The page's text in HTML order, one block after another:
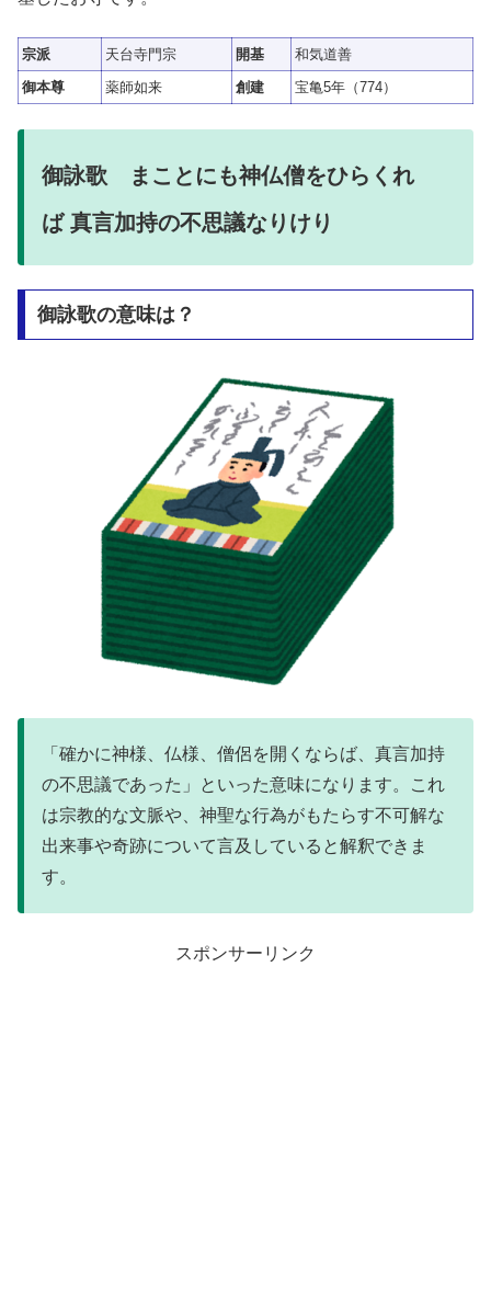
宗派 天台寺門宗 開基
和気道善
御本尊
薬師如来 創建 宝亀5年（774）
御詠歌 まことにも神仏僧をひらくれ
ば 真言加持の不思議なりけり
御詠歌の意味は？
「確かに神様、仏様、僧侶を開くならば、真言加持
の不思議であった」といった意味になります。これ
は宗教的な文脈や、神聖な行為がもたらす不可解な
出来事や奇跡について言及していると解釈できま
す。
スポンサーリンク